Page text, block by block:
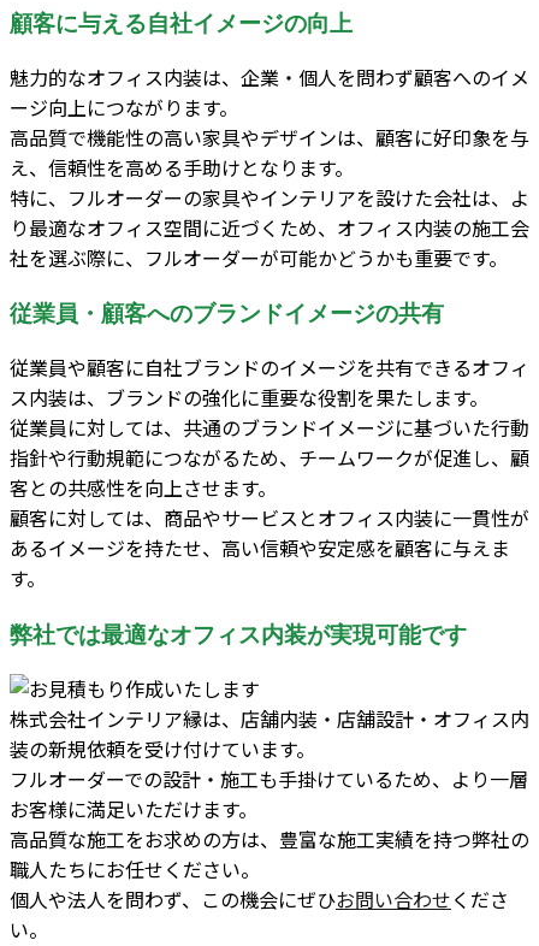
顧客に与える自社イメージの向上
魅力的なオフィス内装は、企業・個人を問わず顧客へのイメ
ージ向上につながります。
高品質で機能性の高い家具やデザインは、顧客に好印象を与
え、信頼性を高める手助けとなります。
特に、フルオーダーの家具やインテリアを設けた会社は、よ
り最適なオフィス空間に近づくため、オフィス内装の施工会
社を選ぶ際に、フルオーダーが可能かどうかも重要です。
従業員・顧客へのブランドイメージの共有
従業員や顧客に自社ブランドのイメージを共有できるオフィ
ス内装は、ブランドの強化に重要な役割を果たします。
従業員に対しては、共通のブランドイメージに基づいた行動
指針や行動規範につながるため、チームワークが促進し、顧
客との共感性を向上させます。
顧客に対しては、商品やサービスとオフィス内装に一貫性が
あるイメージを持たせ、高い信頼や安定感を顧客に与えま
す。
弊社では最適なオフィス内装が実現可能です
株式会社インテリア縁は、店舗内装・店舗設計・オフィス内
装の新規依頼を受け付けています。
フルオーダーでの設計・施工も手掛けているため、より一層
お客様に満足いただけます。
高品質な施工をお求めの方は、豊富な施工実績を持つ弊社の
職人たちにお任せください。
個人や法人を問わず、この機会にぜひお問い合わせくださ
い。